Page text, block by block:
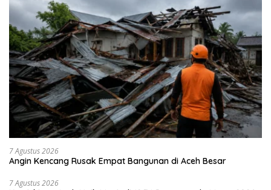
7 Agustus 2026
Angin Kencang Rusak Empat Bangunan di Aceh Besar
7 Agustus 2026